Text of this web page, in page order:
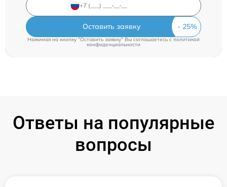
Оставить заявку
Нажимая на кнопку "Оставить заявку" Вы соглашаетесь cполитикой
конфиденциальности
Ответы на популярные
вопросы